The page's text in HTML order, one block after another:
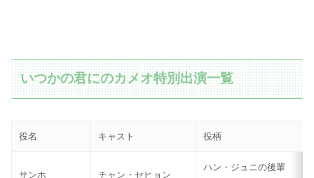
いつかの君にのカメオ特別出演一覧
役名 キャスト 役柄
サンホ チャン・セヒョン
ハン・ジュニの後輩